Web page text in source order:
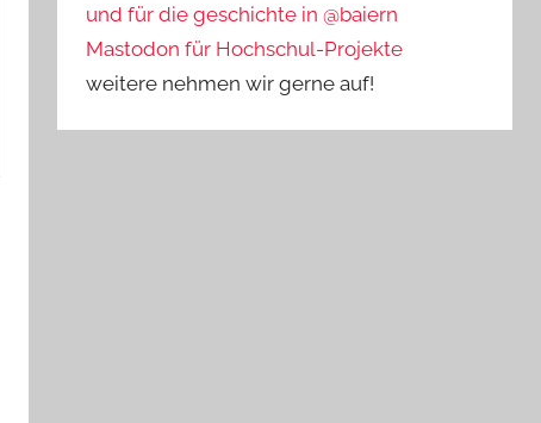
und für die geschichte in @baiern
Mastodon für Hochschul-Projekte
weitere nehmen wir gerne auf!